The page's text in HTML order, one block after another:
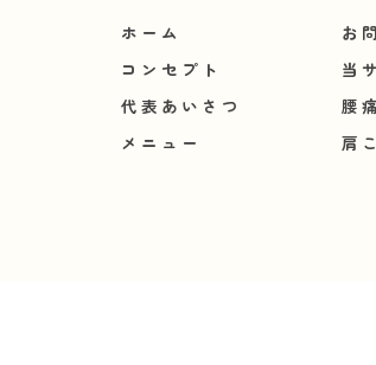
ホーム
コンセプト
代表あいさつ
メニュー
お
当
腰痛
肩